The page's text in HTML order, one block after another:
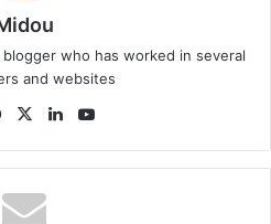
who has worked in several
and websites
Fa
bo
ok
X
Lin
din ub